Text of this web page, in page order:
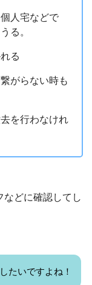
人宅などで
る。
る
がらない時も
を行わなけれ
などに確認してし
たいですよね！